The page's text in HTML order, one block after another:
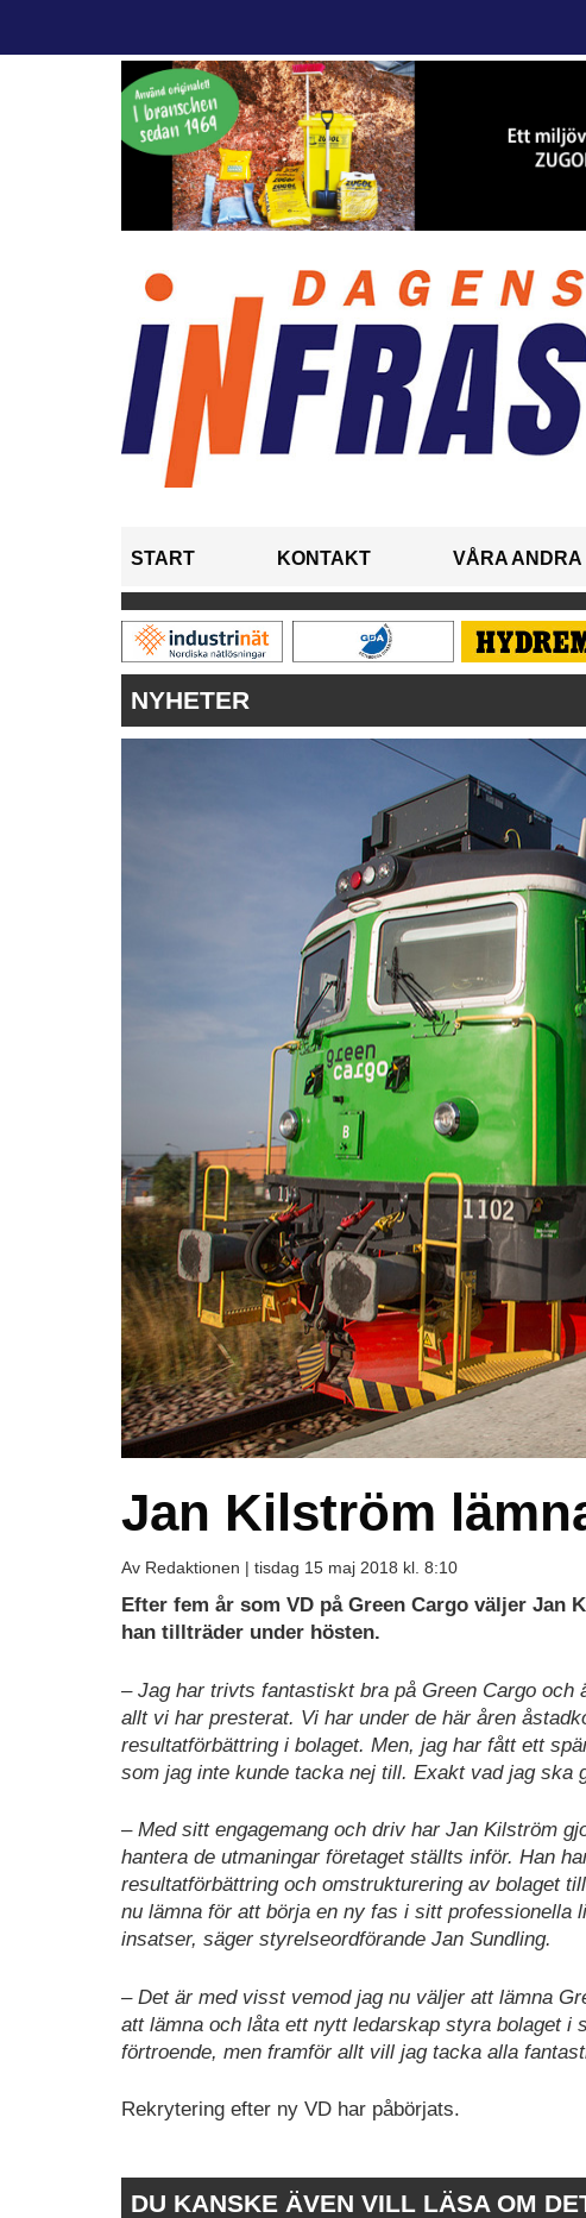
START KONTAKT VÅRA ANDRA
NYHETER
Jan Kilström
Av Redaktionen | tisdag 15 maj 2018 kl. 8:10
Efter fem år som VD på Green Cargo väljer
han tillträder under hösten.
– Jag har trivts fantastiskt bra på Green Cargo och
allt vi har presterat. Vi har under de här åren
resultatförbättring i bolaget. Men, jag har fått ett
som jag inte kunde tacka nej till. Exakt vad jag ska
–Med sitt engagemang och driv har Jan Kilström
hantera de utmaningar företaget ställts inför. Han
resultatförbättring och omstrukturering av bolaget
nu lämna för att börja en ny fas i sitt
insatser, säger styrelseordförande Jan Sundling.
– Det är med visst vemod jag nu väljer att lämna
att lämna och låta ett nytt ledarskap styra bolaget
förtroende, men framför allt vill jag tacka alla
Rekrytering efter ny VD har påbörjats.
DU KANSKE ÄVEN VILL LÄSA OM